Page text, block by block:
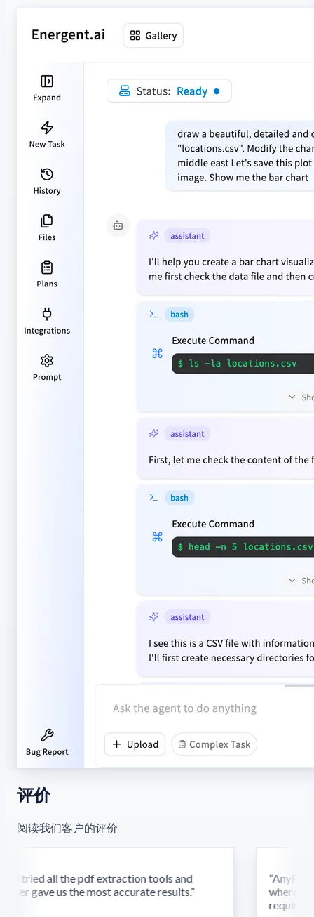
评价
阅读我们客户的评价
tried all the pdf extraction tools and
gave us the most accurate results.”
where
require